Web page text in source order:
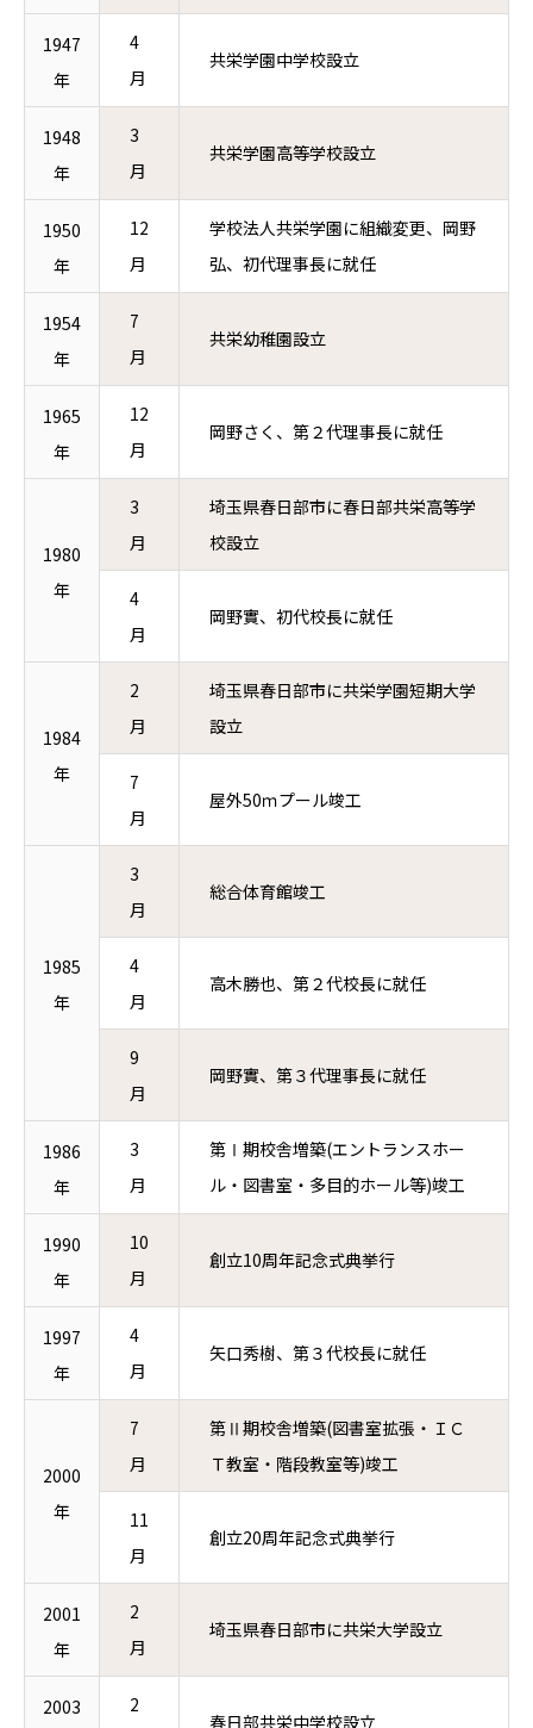
1947
年
4
月
共栄学園中学校設立
1948
年
3
月
共栄学園高等学校設立
1950
年
12
月
学校法人共栄学園に組織変更、岡野
弘、初代理事長に就任
1954
年
7
月
共栄幼稚園設立
1965
年
12
月
岡野さく、第２代理事長に就任
1980
年
3
月
埼玉県春日部市に春日部共栄高等学
校設立
4
月
岡野實、初代校長に就任
1984
年
2
月
埼玉県春日部市に共栄学園短期大学
設立
7
月
屋外50ｍプール竣工
1985
年
3
月
総合体育館竣工
4
月
高木勝也、第２代校長に就任
9
月
岡野實、第３代理事長に就任
1986
年
3
月
第Ⅰ期校舎増築(エントランスホー
ル・図書室・多目的ホール等)竣工
1990
年
10
月
創立10周年記念式典挙行
1997
年
4
月
矢口秀樹、第３代校長に就任
2000
年
7
月
第Ⅱ期校舎増築(図書室拡張・ＩＣ
Ｔ教室・階段教室等)竣工
11
月
創立20周年記念式典挙行
2001
年
2
月
埼玉県春日部市に共栄大学設立
2003
2
春日部共栄中学校設立